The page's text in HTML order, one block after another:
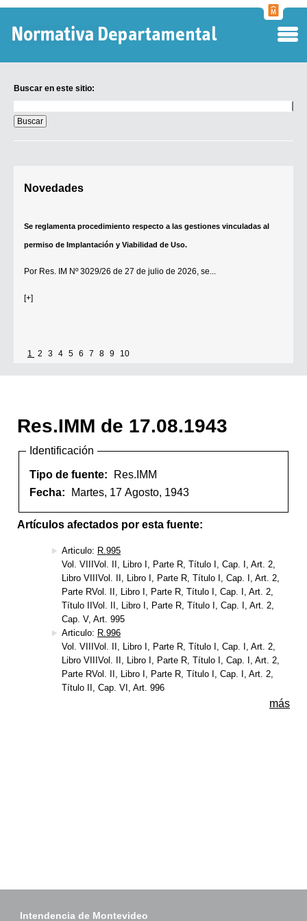
Buscar en este sitio:
en
este
sitio:
Novedades
Se reglamenta procedimiento respecto a las gestiones vinculadas al
permiso de Implantación y Viabilidad de Uso.
Por Res. IM Nº 3029/26 de 27 de julio de 2026, se...
[+]
1 2 3 4 5 6 7 8 9 10
Res.IMM de 17.08.1943
Identificación
Tipo de fuente:
Res.IMM
Fecha:
Martes, 17 Agosto, 1943
Artículos afectados por esta fuente:
Articulo: R.995
Vol. VIIIVol. II, Libro I, Parte R, Título I, Cap. I, Art. 2,
Libro VIIIVol. II, Libro I, Parte R, Título I, Cap. I, Art. 2,
Parte RVol. II, Libro I, Parte R, Título I, Cap. I, Art. 2,
Título IIVol. II, Libro I, Parte R, Título I, Cap. I, Art. 2,
Cap. V, Art. 995
Articulo: R.996
Vol. VIIIVol. II, Libro I, Parte R, Título I, Cap. I, Art. 2,
Libro VIIIVol. II, Libro I, Parte R, Título I, Cap. I, Art. 2,
Parte RVol. II, Libro I, Parte R, Título I, Cap. I, Art. 2,
Título II, Cap. VI, Art. 996
más
Intendencia de Montevideo